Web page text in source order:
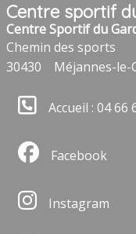
Centre sportif
Centre Sportif du
Chemin des sports
30430
Méjannes-le-
Accueil : 04 66
Facebook
Instagram